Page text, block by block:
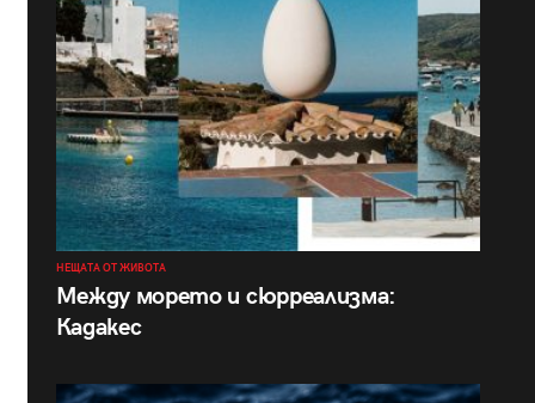
НЕЩАТА ОТ ЖИВОТА
Между морето и сюрреализма:
Кадакес